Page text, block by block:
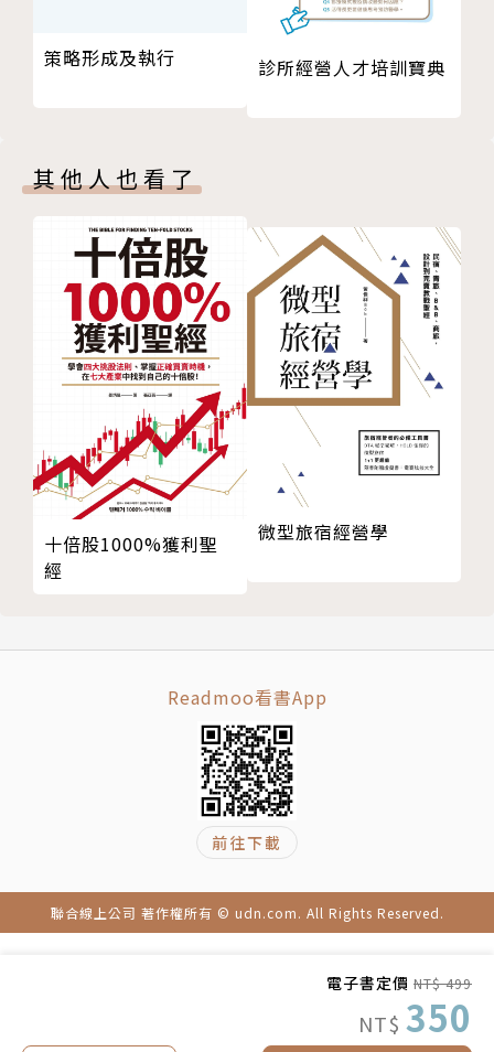
電子書定價 NT$ 499
NT$ 350
***台灣最高銷量SEO線上課程，超過2000名學員實際
驗證，五星評價SEO講師邱韜誠 Frank Chiu，現身說
你為什麼需要這本書：
行銷人員
痛點： 需要持續提升網站流量，但傳統廣告策略不再
奏效。
解決： 提供完整SEO策略，持續吸引高品質的流量。
品牌社群經營者
痛點： 需要在搜索引擎中建立可靠的品牌形象。
解決： 透過SEO技巧提升品牌信任，確保第一頁搜索
位置。
部落客、內容創作者、自媒體
痛點： 如何吸引更多的讀者，並在搜索結果中排名靠
痛點： 網站架構與SEO間的最佳整合。
解決： 掌握網站架構最佳化邏輯，確保搜尋引擎友善
邱煜庭（邱小黑） 網路行銷老師的老師
蘇宣齊Max Su 數據與SEO技術資深專家／新加坡Sho
黃泓勳Darren Huang SEO Manager／Overdose
3-3 短、中、長尾關鍵字是什麼？
3-4 利用關鍵字研究評估是否適合做SEO
4-2 SERPO技巧：用SEO替品牌帶來信任感
4-3 SEO必備的查看網頁原始碼工具
4-4 網址是什麼？SEO最大地雷跟核心基礎
4-5 HTTPS：為什麼網站安全性很重要？
4-6 網域是什麼？SEO該注意細節
4-7 網址路徑是什麼？SEO該注意細節
4-8 網址查詢參數與SEO注意細節
4-9 怎麼撰寫好的網址命名與網址結構？
4-10 實戰應用：多語言網站架構應該要如何設計？
第五章 SEO搜尋引擎技術
5-1 超好懂的搜尋引擎運作原理：爬取、索引、排名
5-2 用人性化的角度理解搜尋引擎
5-3 Google Search Console常用SEO功能講解
5-4 Google Search Console如何安裝使用
6-3 網站架構最佳化｜優化爬取
6-4 XML Sitemap｜優化爬取
6-5 Sitelinks網站連結｜優化爬取
6-6 網站載入速度｜優化爬取
6-7 網站使用體驗核心指標｜優化爬取
第七章 SEO索引優化技術
7-2 如何評估索引出問題？｜優化索引
7-3 HTTP狀態碼與301轉址為何重要？｜優化索引
策略形成及執行 診所經營人才培訓寶典
其他人也看了
十倍股1000%獲利聖
經
微型旅宿經營學
Readmoo看書App
前往下載
聯合線上公司 著作權所有 © udn.com. All Rights Reserved.